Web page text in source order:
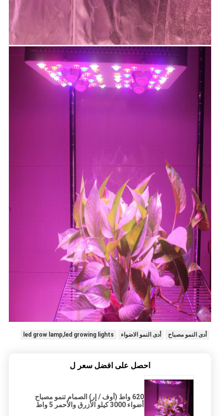
أدى النمو مصباح أدى النمو الاضواء led grow lamp,led growing lights
احصل على افضل سعر ل
620 واط (أوف / إر) الصمام تنمو مصباح
أضواء 3000 كيلو الأزرق والأحمر 5 واط